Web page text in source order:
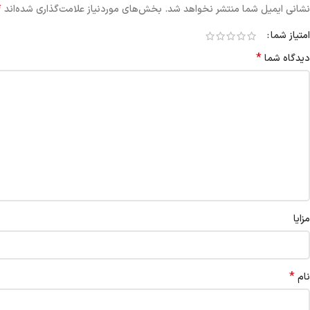
نشانی ایمیل شما منتشر نخواهد شد. بخش‌های موردنیاز علامت‌گذاری شده‌اند
امتیاز شما
دیدگاه شما*
مزایا
نام*